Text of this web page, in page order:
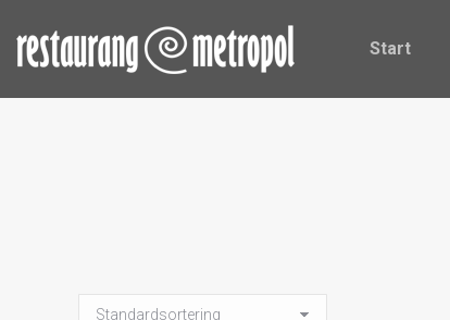
Start